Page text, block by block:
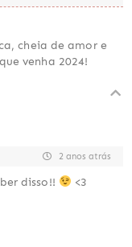
cheia de amor e
venha 2024!
2 anos atrás
disso!! <3